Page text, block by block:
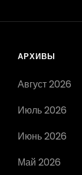
АРХИВЫ
Август 2026
Июль 2026
Июнь 2026
Май 2026